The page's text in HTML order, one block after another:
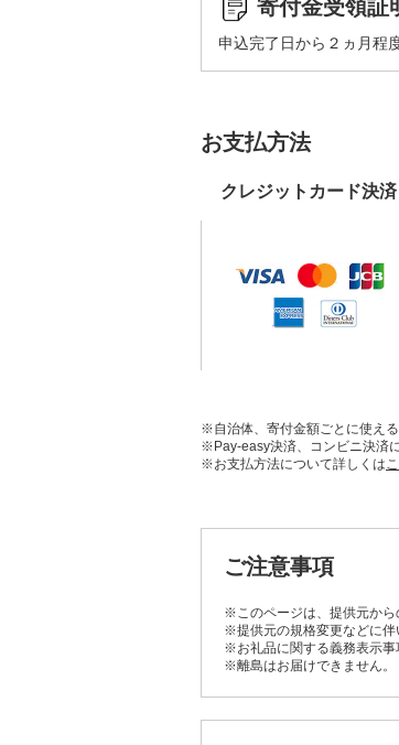
寄付金受領証
申込完了日から２ヵ月程
お支払方法
クレジットカード決済
※自治体、寄付金額ごとに使える
※Pay-easy決済、コンビニ決済
※お支払方法について詳しくは
ご注意事項
※このページは、提供元から
※提供元の規格変更などに伴
※お礼品に関する義務表示事
※離島はお届けできません。